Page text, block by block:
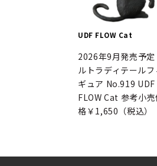
UDF FLOW Cat
2026年9月発売予定
ルトラディテールフ
ギュア No.919 UDF
FLOW Cat 参考小売
格￥1,650（税込）